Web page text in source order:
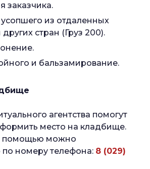
заказчика.
из отдаленных
стран (Груз 200).
и бальзамирование.
агентства помогут
место на кладбище.
помощью можно
по номеру телефона: 8 (029)